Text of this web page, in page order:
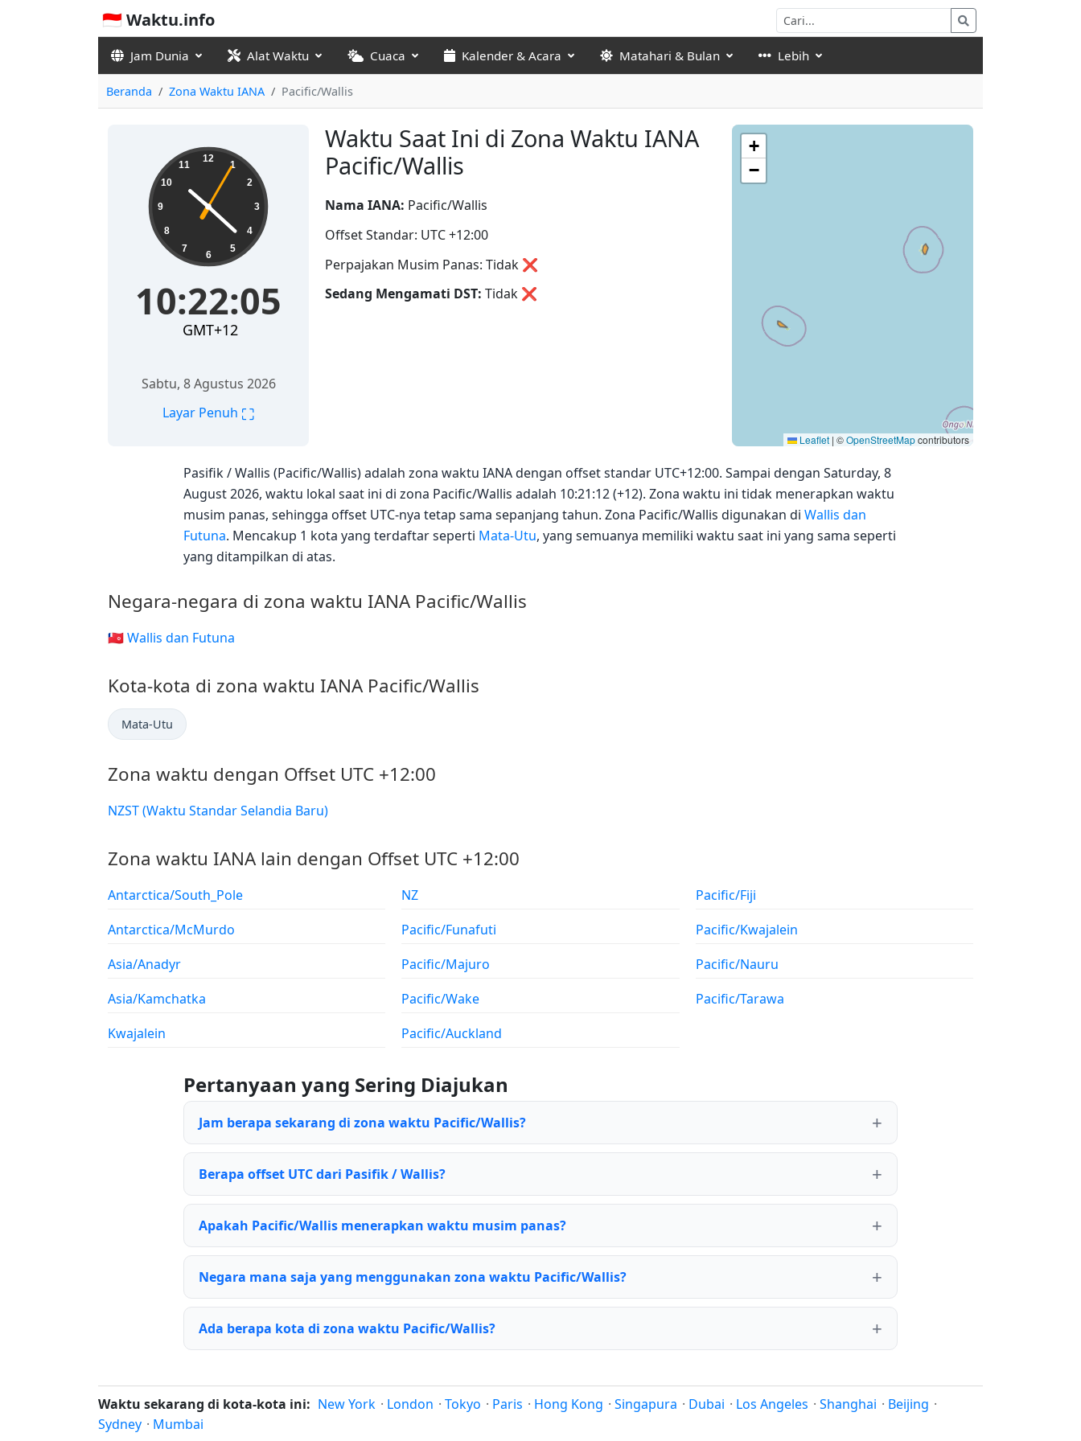
🇮🇩 Waktu.info
Jam Dunia Alat Waktu Cuaca Kalender & Acara Matahari & Bulan Lebih
Beranda Zona Waktu IANA Pacific/Wallis
Waktu Saat Ini di Zona Waktu IANA
Pacific/Wallis
10:22:06 12
1
2
3
4
5
6
7
8
9
10
11
10:22:06
GMT+12
Sabtu, 8 Agustus 2026
Layar Penuh ⛶
Nama IANA: Pacific/Wallis
Offset Standar: UTC +12:00
Perpajakan Musim Panas: Tidak ❌
Sedang Mengamati DST: Tidak ❌
+
−
Leaflet | ©OpenStreetMapcontributors
Pasifik / Wallis (Pacific/Wallis) adalah zona waktu IANA dengan offset standar UTC+12:00. Sampai dengan Saturday, 8
August 2026, waktu lokal saat ini di zona Pacific/Wallis adalah 10:21:12 (+12). Zona waktu ini tidak menerapkan waktu
musim panas, sehingga offset UTC-nya tetap sama sepanjang tahun. Zona Pacific/Wallis digunakan di Wallis dan
Futuna. Mencakup 1 kota yang terdaftar seperti Mata-Utu, yang semuanya memiliki waktu saat ini yang sama seperti
yang ditampilkan di atas.
Negara-negara di zona waktu IANA Pacific/Wallis
🇼🇫 Wallis dan Futuna
Kota-kota di zona waktu IANA Pacific/Wallis
Mata-Utu
Zona waktu dengan Offset UTC +12:00
NZST (Waktu Standar Selandia Baru)
Zona waktu IANA lain dengan Offset UTC +12:00
Antarctica/South_Pole
Antarctica/McMurdo
Asia/Anadyr
Asia/Kamchatka
Kwajalein
NZ
Pacific/Funafuti
Pacific/Majuro
Pacific/Wake
Pacific/Auckland
Pacific/Fiji
Pacific/Kwajalein
Pacific/Nauru
Pacific/Tarawa
Pertanyaan yang Sering Diajukan
Jam berapa sekarang di zona waktu Pacific/Wallis?
Berapa offset UTC dari Pasifik / Wallis?
Apakah Pacific/Wallis menerapkan waktu musim panas?
Negara mana saja yang menggunakan zona waktu Pacific/Wallis?
Ada berapa kota di zona waktu Pacific/Wallis?
Waktu sekarang di kota-kota ini: New York · London · Tokyo · Paris · Hong Kong · Singapura · Dubai · Los Angeles · Shanghai · Beijing ·
Sydney · Mumbai